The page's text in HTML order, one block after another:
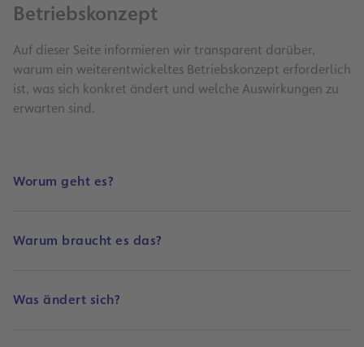
Betriebskonzept
Auf dieser Seite informieren wir transparent darüber,
warum ein weiterentwickeltes Betriebskonzept erforderlich
ist, was sich konkret ändert und welche Auswirkungen zu
erwarten sind.
Worum geht es?
Warum braucht es das?
Was ändert sich?